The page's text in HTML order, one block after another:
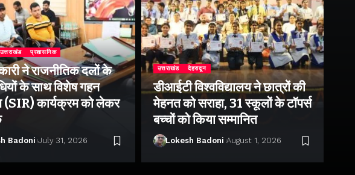
उत्तराखंड प्रशासनिक
ने राजनीतिक दलों के
के साथ विशेष गहन
(SIR) कार्यक्रम को लेकर
Badoni July 31, 2026
उत्तराखंड देहरादून
डीआईटी विश्वविद्यालय ने छात्रों की
मेहनत को सराहा, 31 स्कूलों के टॉपर्स
बच्चों को किया सम्मानित
Lokesh Badoni August 1, 2026